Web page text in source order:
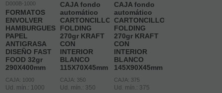
D000B-1000
FORMATOS
ENVOLVER
HAMBURGUESAS
PAPEL
ANTIGRASA
DISEÑO FAST
FOOD 32gr
290X400mm
CAJA: 1000
Ud. mín.: 1000
CAJA fondo
automático
CARTONCILLO
FOLDING
270gr KRAFT
CON
INTERIOR
BLANCO
115X70X45mm
CAJA: 350
Ud. mín.: 350
CAJA fondo
automático
CARTONCILLO
FOLDING
270gr KRAFT
CON
INTERIOR
BLANCO
145X90X45mm
CAJA: 375
Ud. mín.: 375